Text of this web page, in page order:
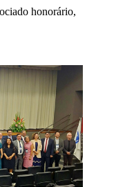
honorário,